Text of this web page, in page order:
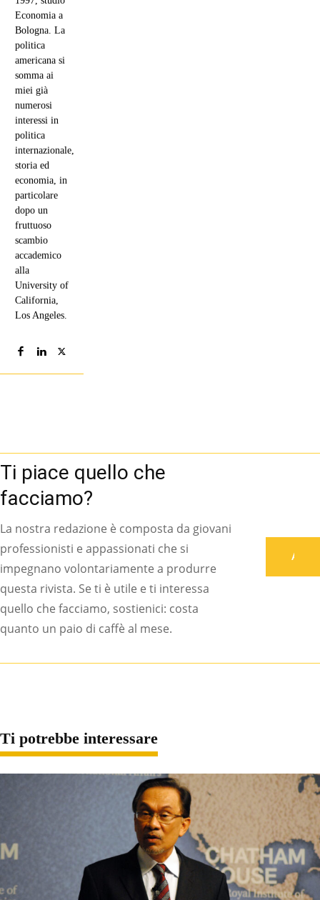
Economia a
Bologna. La
politica
americana si
somma ai
miei già
numerosi
interessi in
politica
internazionale,
storia ed
economia, in
particolare
dopo un
fruttuoso
scambio
accademico
alla
University of
California,
Los Angeles.
Ti piace quello che
facciamo?
La nostra redazione è composta da giovani
professionisti e appassionati che si
impegnano volontariamente a produrre
questa rivista. Se ti è utile e ti interessa
quello che facciamo, sostienici: costa
quanto un paio di caffè al mese.
Ti potrebbe interessare